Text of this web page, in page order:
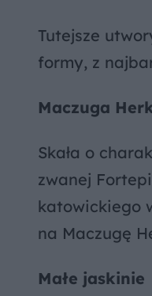
Tutejsze
formy, z
Maczuga
Skała o
zwanej
katowickiego
na Maczugę
Małe jaskinie